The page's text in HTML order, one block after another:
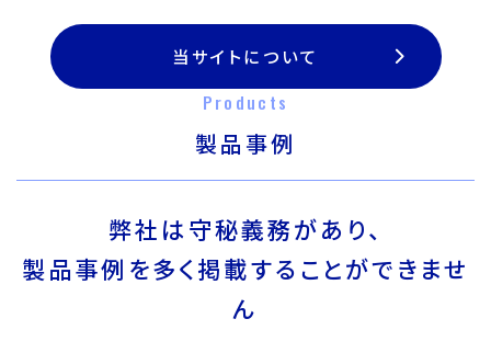
当サイトについて
Products
製品事例
弊社は守秘義務があり、
製品事例を多く掲載することができませ
ん